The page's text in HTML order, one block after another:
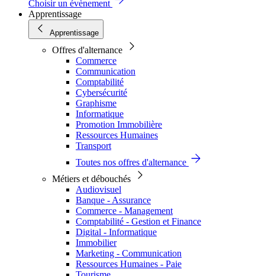
Choisir un évènement
Apprentissage
Apprentissage
Offres d'alternance
Commerce
Communication
Comptabilité
Cybersécurité
Graphisme
Informatique
Promotion Immobilière
Ressources Humaines
Transport
Toutes nos offres d'alternance
Métiers et débouchés
Audiovisuel
Banque - Assurance
Commerce - Management
Comptabilité - Gestion et Finance
Digital - Informatique
Immobilier
Marketing - Communication
Ressources Humaines - Paie